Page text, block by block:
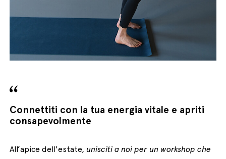
Connettiti con la tua energia vitale e apriti
consapevolmente
All’apice dell'estate,unisciti a noi per un workshop che